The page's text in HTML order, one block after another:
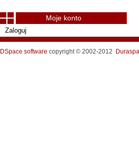
Moje konto
Zaloguj
DSpace software copyright © 2002-2012